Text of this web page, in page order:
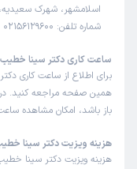
اسلامشهر، شهرک سعیدیه،
شماره تلفن: 02156129600
ساعت کاری دکتر سینا خطیب
برای اطلاع از ساعت کاری
همین صفحه مراجعه کنید.
باز باشد، امکان مشاهده
هزینه ویزیت دکتر سینا
هزینه ویزیت دکتر سینا